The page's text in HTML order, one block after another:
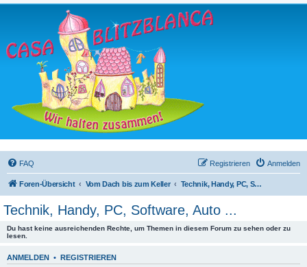
FAQ Anmelden
Registrieren
Foren-Übersicht Vom Dach bis zum Keller Technik, Handy, PC, Software, Auto ...
Technik, Handy, PC, Software, Auto ...
Du hast keine ausreichenden Rechte, um Themen in diesem Forum zu sehen oder zu
lesen.
ANMELDEN • REGISTRIEREN